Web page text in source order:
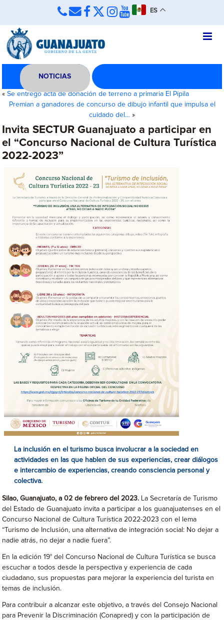
ES
NOTICIAS
«Se entregó acta de donación de terreno a primaria El Pípila
Premian a ganadores de concurso de dibujo infantil que impulsa el
cuidado del… »
Invita SECTUR Guanajuato a participar en
el “Concurso Nacional de Cultura Turística
2022-2023”
La inclusión en el turismo busca involucrar a la sociedad en
actividades en las que hablen de sus experiencias, crear diálogos
e intercambio de experiencias, creando consciencia personal y
colectiva.
Silao, Guanajuato, a 02 de febrero del 2023. La Secretaría de Turismo
del Estado de Guanajuato invita a participar a los guanajuatenses en el
Concurso Nacional de Cultura Turística 2022-2023 con el lema
“Turismo de Inclusión, una alternativa de integración social: No dejar a
nadie atrás, no dejar a nadie fuera”.
En la edición 19° del Concurso Nacional de Cultura Turística se busca
escuchar a todos desde la perspectiva y experiencia de cada
ciudadano, sus propuestas para mejorar la experiencia del turista en
temas de inclusión.
Para contribuir a alcanzar este objetivo, a través del Consejo Nacional
para Prevenir la Discriminación (Conapred) y con la participación de